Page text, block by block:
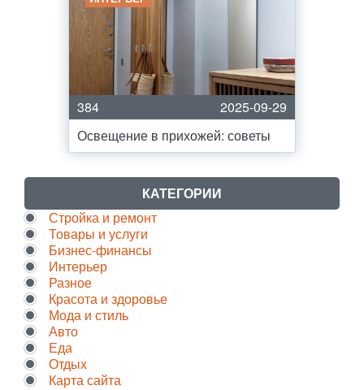
384
2025-09-29
Освещение в прихожей: советы
КАТЕГОРИИ
Стройка и ремонт
Товары и услуги
Бизнес-финансы
Интерьер
Разное
Красота и здоровье
Мода и стиль
Авто
Еда
Отдых
Карта сайта